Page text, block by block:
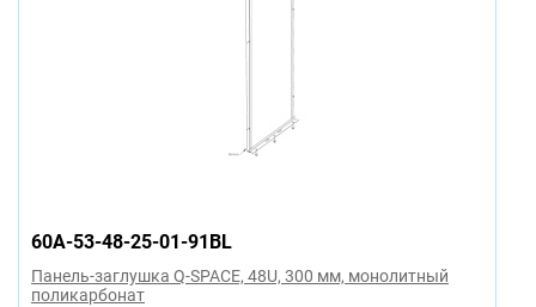
60A-53-48-25-01-91BL
Панель-заглушка Q-SPACE, 48U, 300 мм, монолитный
поликарбонат